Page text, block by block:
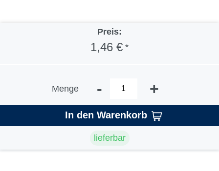
Preis:
1,46 € *
Menge - +
In den Warenkorb
lieferbar